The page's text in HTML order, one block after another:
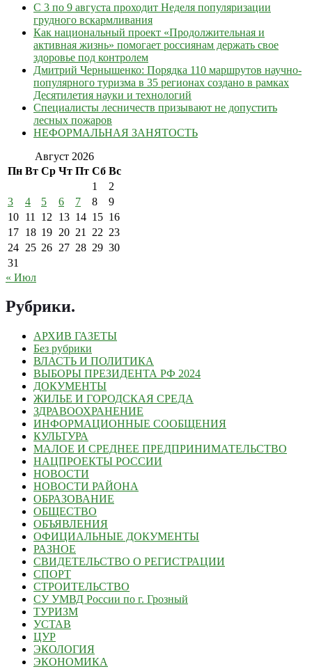
С 3 по 9 августа проходит Неделя популяризации
грудного вскармливания
Как национальный проект «Продолжительная и
активная жизнь» помогает россиянам держать свое
здоровье под контролем
Дмитрий Чернышенко: Порядка 110 маршрутов научно-
популярного туризма в 35 регионах создано в рамках
Десятилетия науки и технологий
Специалисты лесничеств призывают не допустить
лесных пожаров
НЕФОРМАЛЬНАЯ ЗАНЯТОСТЬ
Август 2026
Пн Вт Ср Чт Пт Сб Вс
1
2
3
4 5 6 7 8
9
10 11 12 13 14 15 16
17 18 19 20 21 22 23
24 25 26 27 28 29 30
31
« Июл
Рубрики.
АРХИВ ГАЗЕТЫ
Без рубрики
ВЛАСТЬ И ПОЛИТИКА
ВЫБОРЫ ПРЕЗИДЕНТА РФ 2024
ДОКУМЕНТЫ
ЖИЛЬЕ И ГОРОДСКАЯ СРЕДА
ЗДРАВООХРАНЕНИЕ
ИНФОРМАЦИОННЫЕ СООБЩЕНИЯ
КУЛЬТУРА
МАЛОЕ И СРЕДНЕЕ ПРЕДПРИНИМАТЕЛЬСТВО
НАЦПРОЕКТЫ РОССИИ
НОВОСТИ
НОВОСТИ РАЙОНА
ОБРАЗОВАНИЕ
ОБЩЕСТВО
ОБЪЯВЛЕНИЯ
ОФИЦИАЛЬНЫЕ ДОКУМЕНТЫ
РАЗНОЕ
СВИДЕТЕЛЬСТВО О РЕГИСТРАЦИИ
СПОРТ
СТРОИТЕЛЬСТВО
СУ УМВД России по г. Грозный
ТУРИЗМ
УСТАВ
ЦУР
ЭКОЛОГИЯ
ЭКОНОМИКА